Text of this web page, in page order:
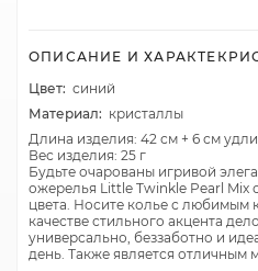
ОПИСАНИЕ И
Цвет: синий
Материал: кристаллы
Длина изделия: 42 см + 6 см
Вес изделия: 25 г
Будьте очарованы игривой
ожерелья Little Twinkle Pearl Mix
цвета. Носите колье с любимым
качестве стильного акцента
универсально, беззаботно и
день. Также является